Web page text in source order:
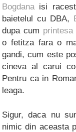
Bogdanaisi
baietelul cu DBA,
dupa cum printesa
o fetitza fara o
gandi, cum este
cineva al carui
Pentru ca in
leaga.
Sigur, daca nu
nimic din aceasta